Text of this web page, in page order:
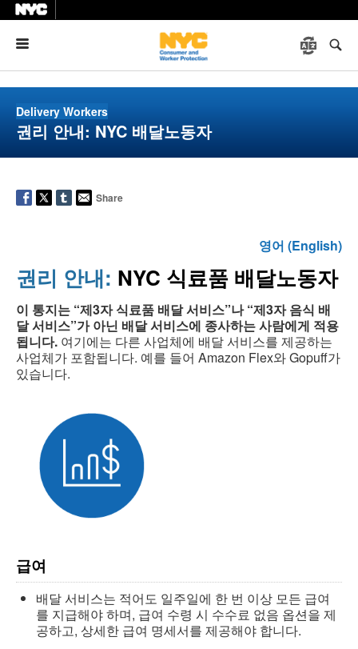
Delivery Workers
권리 안내: NYC 배달노동자
Share
영어 (English)
권리 안내: NYC 식료품 배달노동자
이 통지는 “제3자 식료품 배달 서비스”나 “제3자 음식 배
달 서비스”가아닌 배달 서비스에 종사하는 사람에게 적용
됩니다. 여기에는 다른 사업체에 배달 서비스를 제공하는
사업체가 포함됩니다. 예를 들어 Amazon Flex와 Gopuff가
있습니다.
급여
배달 서비스는 적어도 일주일에 한 번 이상 모든 급여
를 지급해야 하며, 급여 수령 시 수수료 없음 옵션을 제
공하고, 상세한 급여 명세서를 제공해야 합니다.